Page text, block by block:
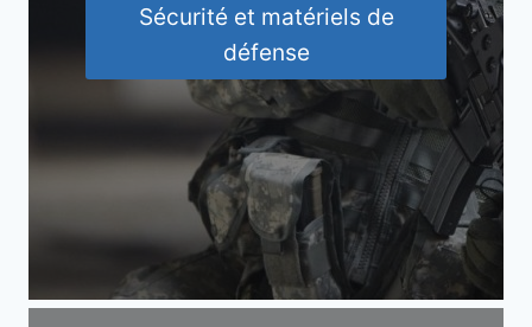
Sécurité et matériels de
défense